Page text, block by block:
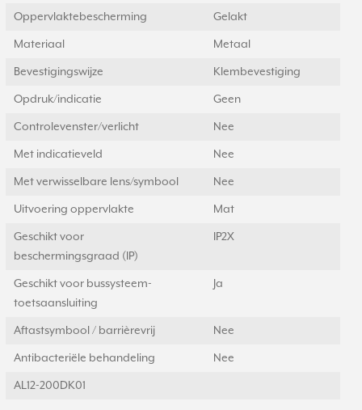
Oppervlaktebescherming Gelakt
Materiaal Metaal
Bevestigingswijze Klembevestiging
Opdruk/indicatie Geen
Controlevenster/verlicht Nee
Met indicatieveld Nee
Met verwisselbare lens/symbool Nee
Uitvoering oppervlakte Mat
Geschikt voor
beschermingsgraad (IP)
IP2X
Geschikt voor bussysteem-
toetsaansluiting
Ja
Aftastsymbool / barrièrevrij Nee
Antibacteriële behandeling Nee
AL12-200DK01